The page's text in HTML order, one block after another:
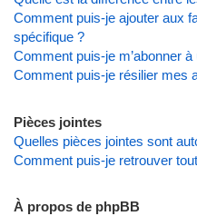
Comment puis-je ajouter aux
spécifique ?
Comment puis-je m’abonner
Comment puis-je résilier mes
Pièces jointes
Quelles pièces jointes sont
Comment puis-je retrouver
À propos de phpBB